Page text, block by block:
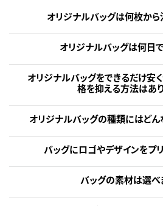
オリジナルバッグは何枚から
オリジナルバッグは何日
オリジナルバッグをできるだけ安
格を抑える方法はあ
オリジナルバッグの種類にはどん
バッグにロゴやデザインをプ
バッグの素材は選べ